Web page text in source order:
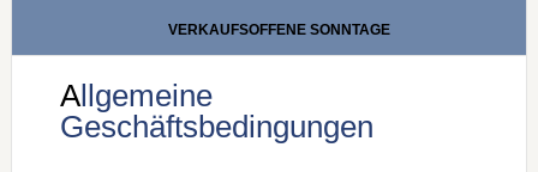
VERKAUFSOFFENE SONNTAGE
Allgemeine
Geschäftsbedingungen